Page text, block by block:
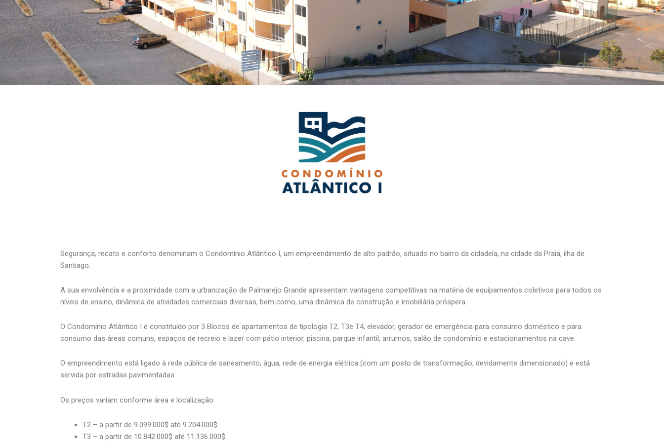
Segurança, recato e conforto denominam o Condomínio Atlântico I, um empreendimento de alto padrão, situado no bairro da cidadela, na cidade da Praia, ilha de
Santiago.
A sua envolvência e a proximidade com a urbanização de Palmarejo Grande apresentam vantagens competitivas na matéria de equipamentos coletivos para todos os
níveis de ensino, dinâmica de atividades comerciais diversas, bem como, uma dinâmica de construção e imobiliária próspera.
O Condomínio Atlântico I é constituído por 3 Blocos de apartamentos de tipologia T2, T3e T4, elevador, gerador de emergência para consumo doméstico e para
consumo das áreas comuns, espaços de recreio e lazer com pátio interior, piscina, parque infantil, arrumos, salão de condomínio e estacionamentos na cave.
O empreendimento está ligado à rede pública de saneamento, água, rede de energia elétrica (com um posto de transformação, devidamente dimensionado) e está
servida por estradas pavimentadas.
Os preços variam conforme área e localização:
T2 – a partir de 9.099.000$ até 9.204.000$
T3 – a partir de 10.842.000$ até 11.136.000$